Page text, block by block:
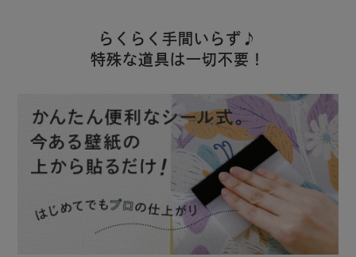
らくらく手間いらず♪
特殊な道具は一切不要！